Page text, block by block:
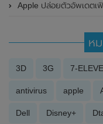
Apple ปล่อยตัวอัพเดตเฟิร์มแว
ห
3D 3G 7-
antivirus apple
Dell Disney+